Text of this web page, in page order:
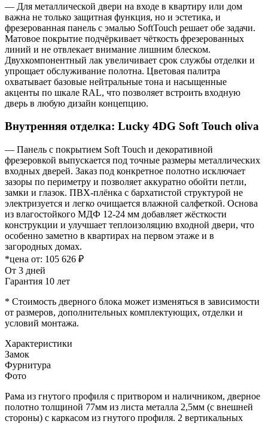
— Для металлической двери на входе в квартиру или дом
важна не только защитная функция, но и эстетика, и
фрезерованная панель с эмалью SoftTouch решает обе задачи.
Матовое покрытие подчёркивает чёткость фрезерованных
линий и не отвлекает внимание лишним блеском.
Двухкомпонентный лак увеличивает срок службы отделки и
упрощает обслуживание полотна. Цветовая палитра
охватывает базовые нейтральные тона и насыщенные
акценты по шкале RAL, что позволяет встроить входную
дверь в любую дизайн концепцию.
Внутренняя отделка: Lucky 4DG Soft Touch oliva
— Панель с покрытием Soft Touch и декоративной
фрезеровкой выпускается под точные размеры металлических
входных дверей. Заказ под конкретное полотно исключает
зазоры по периметру и позволяет аккуратно обойти петли,
замки и глазок. ПВХ-плёнка с бархатистой структурой не
электризуется и легко очищается влажной салфеткой. Основа
из влагостойкого МДФ 12-24 мм добавляет жёсткости
конструкции и улучшает теплоизоляцию входной двери, что
особенно заметно в квартирах на первом этаже и в
загородных домах.
*цена от: 105 626 ₽
От 3 дней
Гарантия 10 лет
* Стоимость дверного блока может изменяться в зависимости
от размеров, дополнительных комплектующих, отделки и
условий монтажа.
Характеристики
Замок
Фурнитура
Фото
Рама из гнутого профиля с притвором и наличником, дверное
полотно толщиной 77мм из листа металла 2,5мм (с внешней
стороны) c каркасом из гнутого профиля. 2 вертикальных